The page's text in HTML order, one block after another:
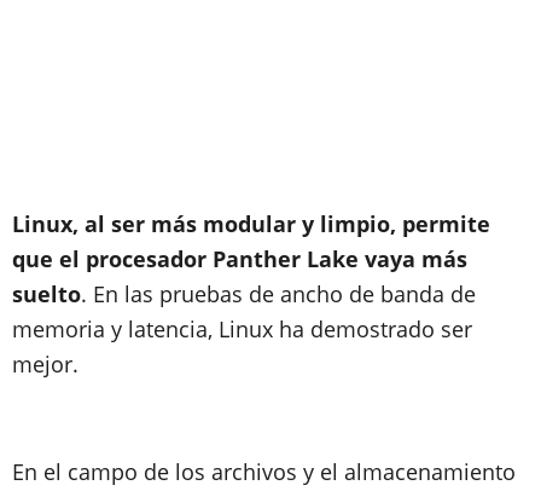
Linux, al ser más modular y limpio, permite
que el procesador Panther Lake vaya más
suelto. En las pruebas de ancho de banda de
memoria y latencia, Linux ha demostrado ser
mejor.
En el campo de los archivos y el almacenamiento